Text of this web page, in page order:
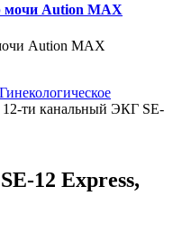
мочи Aution MAX
Aution MAX
12-ти канальный ЭКГ SE-
12 Express,